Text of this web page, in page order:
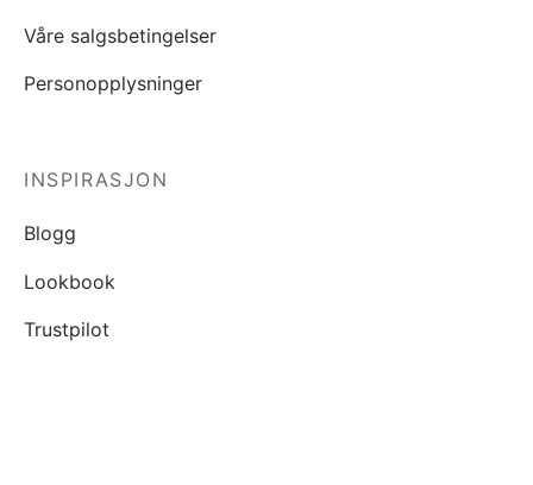
Våre salgsbetingelser
Personopplysninger
INSPIRASJON
Blogg
Lookbook
Trustpilot